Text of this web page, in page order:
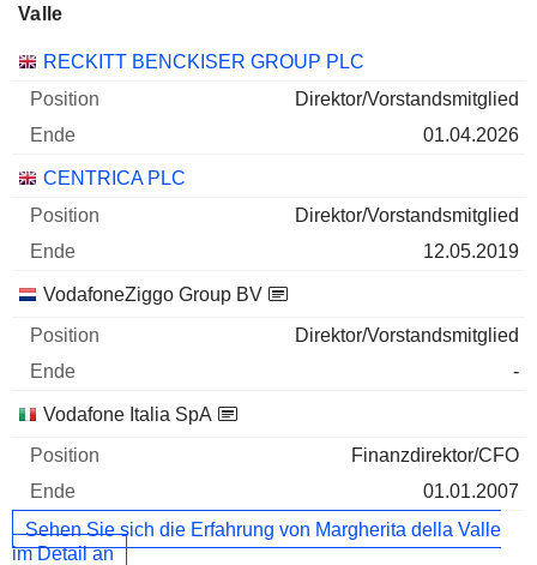
Valle
Unternehmen Position Ende
RECKITT BENCKISER GROUP PLC
Direktor/Vorstandsmitglied
01.04.2026
CENTRICA PLC
Direktor/Vorstandsmitglied
12.05.2019
VodafoneZiggo Group BV
Direktor/Vorstandsmitglied
-
Vodafone Italia SpA
Finanzdirektor/CFO
01.01.2007
Sehen Sie sich die Erfahrung von Margherita della Valle
im Detail an